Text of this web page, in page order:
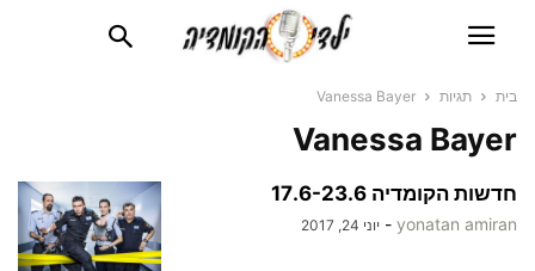
בית תגיות Vanessa Bayer
Vanessa Bayer
חדשות הקומדיה 17.6-23.6
yonatan amiran
- יוני 24, 2017